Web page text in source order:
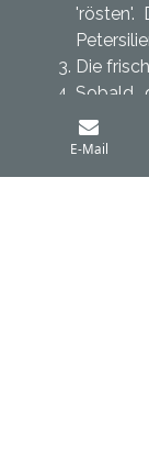
'rösten'.
Die
Sobald
Erbsen
und
Etwas
E-Mail